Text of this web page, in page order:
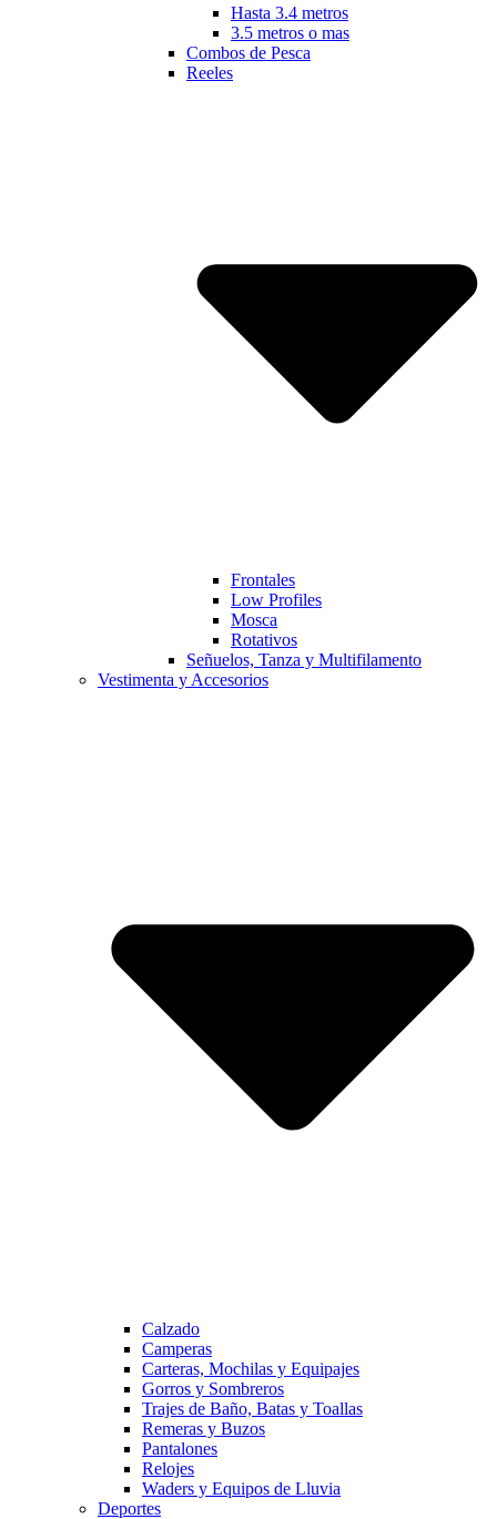
Hasta 3.4 metros
3.5 metros o mas
Combos de Pesca
Reeles
Frontales
Low Profiles
Mosca
Rotativos
Señuelos, Tanza y Multifilamento
Vestimenta y Accesorios
Calzado
Camperas
Carteras, Mochilas y Equipajes
Gorros y Sombreros
Trajes de Baño, Batas y Toallas
Remeras y Buzos
Pantalones
Relojes
Waders y Equipos de Lluvia
Deportes